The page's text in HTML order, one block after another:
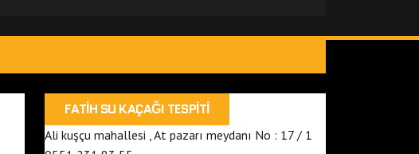
FATIH SU KAÇAĞI TESPITI
Ali kuşçu mahallesi , At pazarı meydanı No : 17 / 1